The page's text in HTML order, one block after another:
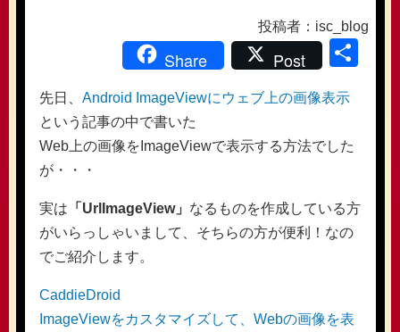
投稿者：isc_blog
Share Post
先日、 Android ImageViewにウェブ上の画像表示
という記事の中で書いた
Web上の画像をImageViewで表示する方法でした
が・・・
実は 「UrlImageView」 なるものを作成している方
がいらっしゃいまして、そちらの方が便利！なの
でご紹介します。
CaddieDroid
ImageViewをカスタマイズして、Webの画像を表